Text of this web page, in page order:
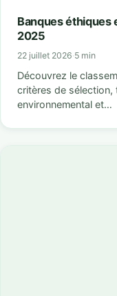
Banques
2025
22 juillet 2026·5 min
Découvrez le
critères de
environnemental et…